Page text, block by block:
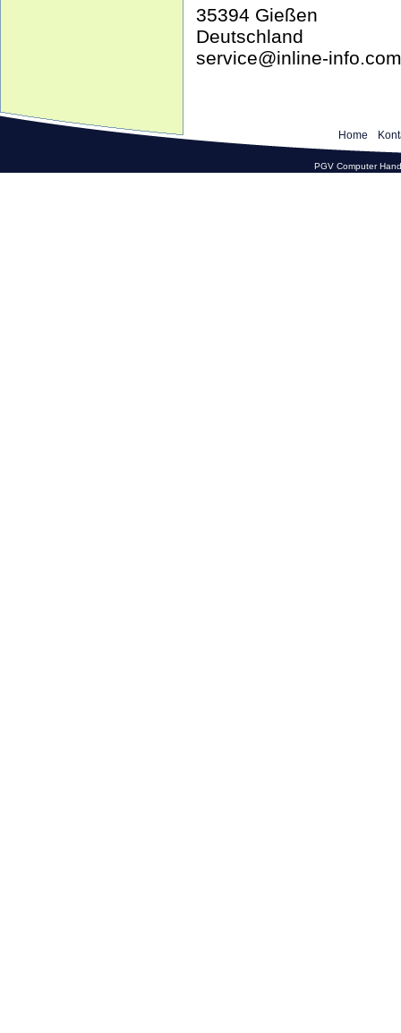
35394 Gießen
Deutschland
service@inline-info.com
Home
PGV Computer